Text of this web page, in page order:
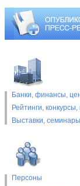
Банки, финансы,
Рейтинги,
Выставки,
Персоны